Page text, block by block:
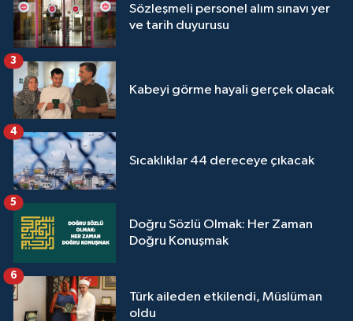
Sözleşmeli personel alım sınavı yer
ve tarih duyurusu
Kabeyi görme hayali gerçek olacak
3
Sıcaklıklar 44 dereceye çıkacak
4
Doğru Sözlü Olmak: Her Zaman
Doğru Konuşmak
5
Türk aileden etkilendi, Müslüman
oldu
6